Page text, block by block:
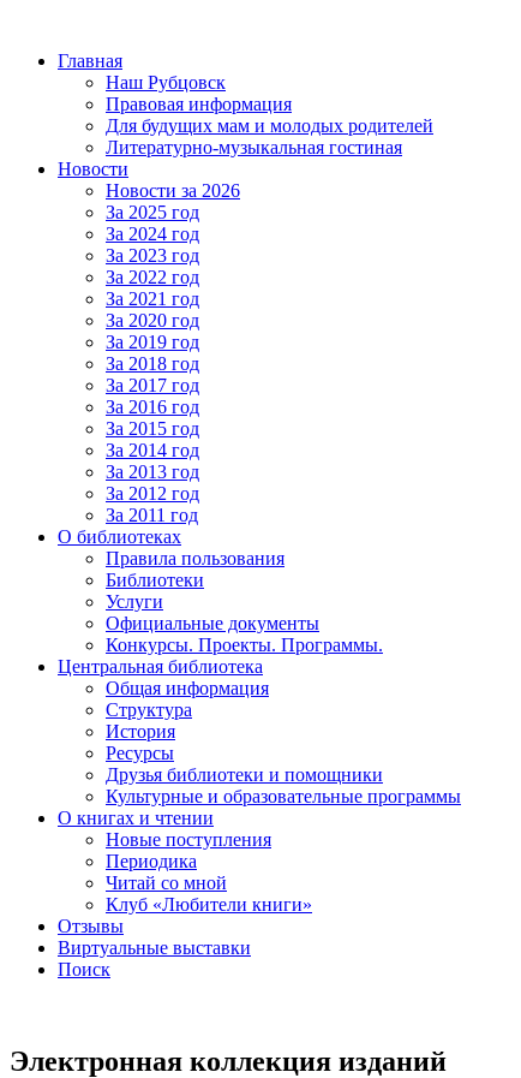
Главная
Наш Рубцовск
Правовая информация
Для будущих мам и молодых родителей
Литературно-музыкальная гостиная
Новости
Новости за 2026
За 2025 год
За 2024 год
За 2023 год
За 2022 год
За 2021 год
За 2020 год
За 2019 год
За 2018 год
За 2017 год
За 2016 год
За 2015 год
За 2014 год
За 2013 год
За 2012 год
За 2011 год
О библиотеках
Правила пользования
Библиотеки
Услуги
Официальные документы
Конкурсы. Проекты. Программы.
Центральная библиотека
Общая информация
Структура
История
Ресурсы
Друзья библиотеки и помощники
Культурные и образовательные программы
О книгах и чтении
Новые поступления
Периодика
Читай со мной
Клуб «Любители книги»
Отзывы
Виртуальные выставки
Поиск
Электронная коллекция изданий